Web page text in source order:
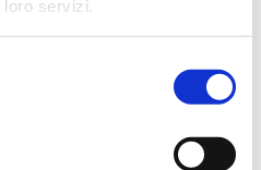
servizi.
Action 80 serie I da
super soddisfatto. Il sax
perfettamente
Il negozio si è